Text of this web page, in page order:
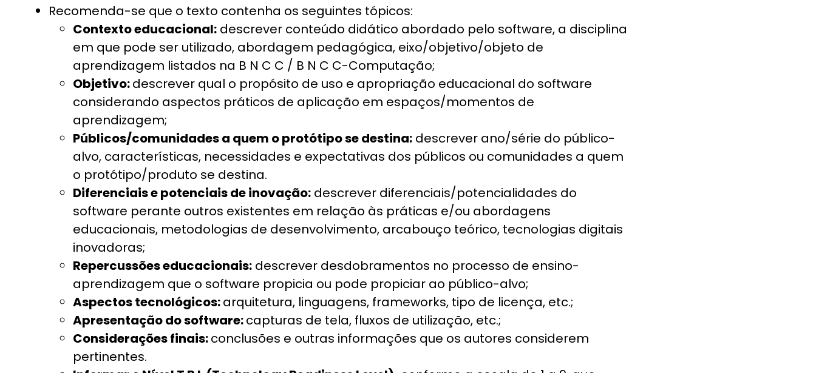
Recomenda-se que o texto contenha os seguintes tópicos:
Contexto educacional: descrever conteúdo didático abordado pelo software, a disciplina
em que pode ser utilizado, abordagem pedagógica, eixo/objetivo/objeto de
aprendizagem listados na B N C C / B N C C-Computação;
Objetivo:descrever qual o propósito de uso e apropriação educacional do software
considerando aspectos práticos de aplicação em espaços/momentos de
aprendizagem;
Públicos/comunidades a quem o protótipo se destina: descrever ano/série do público-
alvo, características, necessidades e expectativas dos públicos ou comunidades a quem
o protótipo/produto se destina.
Diferenciais e potenciais de inovação: descrever diferenciais/potencialidades do
software perante outros existentes em relação às práticas e/ou abordagens
educacionais, metodologias de desenvolvimento, arcabouço teórico, tecnologias digitais
inovadoras;
Repercussões educacionais: descrever desdobramentos no processo de ensino-
aprendizagem que o software propicia ou pode propiciar ao público-alvo;
Aspectos tecnológicos:arquitetura, linguagens, frameworks, tipo de licença, etc.;
Apresentação do software:capturas de tela, fluxos de utilização, etc.;
Considerações finais:conclusões e outras informações que os autores considerem
pertinentes.